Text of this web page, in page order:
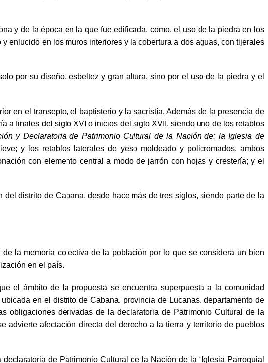
y de la época en la que fue edificada, como, el uso de la piedra en los
enlucido en los muros interiores y la cobertura a dos aguas, con tijerales
por su diseño, esbeltez y gran altura, sino por el uso de la piedra y el
en el transepto, el baptisterio y la sacristía. Además de la presencia de
a finales del siglo XVI o inicios del siglo XVII, siendo uno de los retablos
y Declaratoria de Patrimonio Cultural de la Nación de: la Iglesia de
y los retablos laterales de yeso moldeado y policromados, ambos
con elemento central a modo de jarrón con hojas y crestería; y el
distrito de Cabana, desde hace más de tres siglos, siendo parte de la
la memoria colectiva de la población por lo que se considera un bien
en el país.
el ámbito de la propuesta se encuentra superpuesta a la comunidad
en el distrito de Cabana, provincia de Lucanas, departamento de
obligaciones derivadas de la declaratoria de Patrimonio Cultural de la
advierte afectación directa del derecho a la tierra y territorio de pueblos
de Patrimonio Cultural de la Nación de la “Iglesia Parroquial